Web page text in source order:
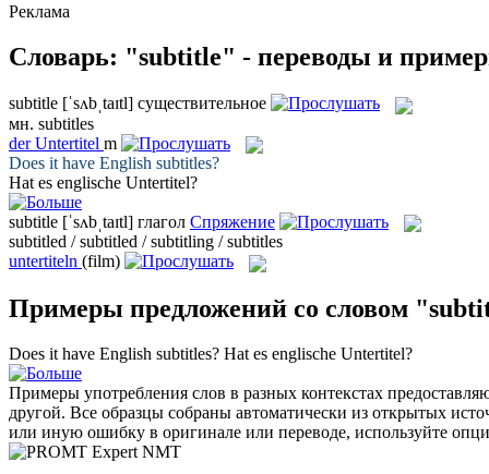
Реклама
Словарь: "subtitle" - переводы и
subtitle [ˈsʌbˌtaɪtl] существительное
мн. subtitles
derUntertitel m
Does it have English subtitles?
Hat es englische Untertitel?
subtitle [ˈsʌbˌtaɪtl] глагол Спряжение
subtitled / subtitled / subtitling / subtitles
untertiteln (film)
Примеры предложений со словом
Does it have English subtitles? Hat es englische Untertitel?
Примеры употребления слов в разных контекстах
другой. Все образцы собраны автоматически из открытых
или иную ошибку в оригинале или переводе, используйте